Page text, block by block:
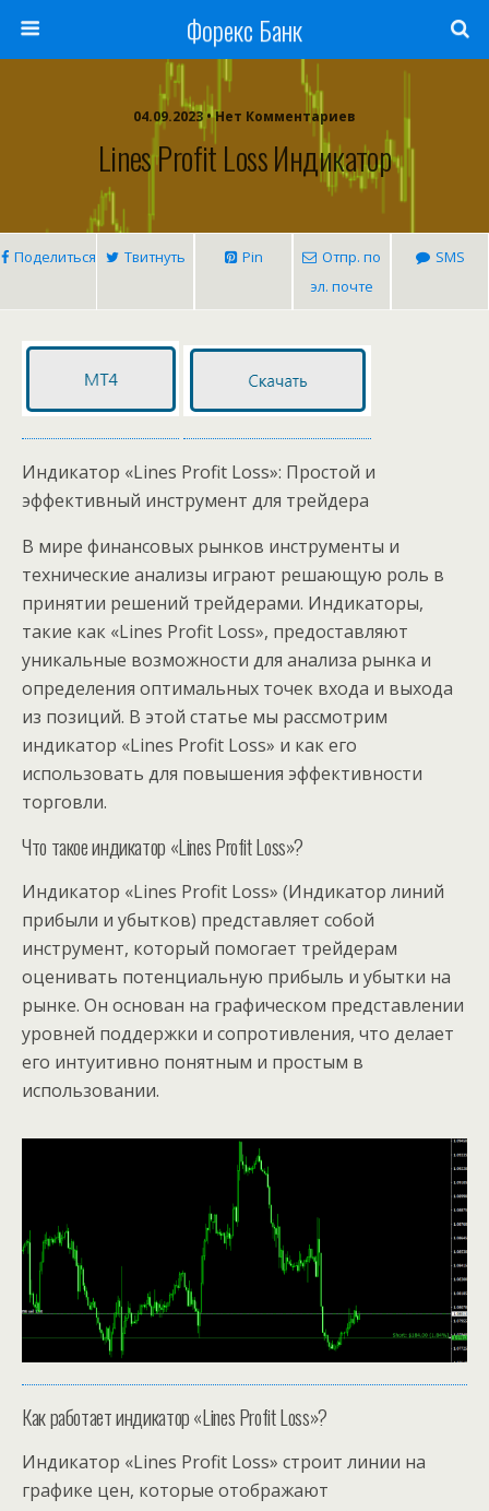
Форекс Банк
04.09.2023 • Нет Комментариев
Lines Profit Loss Индикатор
Поделиться Твитнуть Pin
Отпр. по
эл. почте
SMS
Индикатор «Lines Profit Loss»: Простой и
эффективный инструмент для трейдера
В мире финансовых рынков инструменты и
технические анализы играют решающую роль в
принятии решений трейдерами. Индикаторы,
такие как «Lines Profit Loss», предоставляют
уникальные возможности для анализа рынка и
определения оптимальных точек входа и выхода
из позиций. В этой статье мы рассмотрим
индикатор «Lines Profit Loss» и как его
использовать для повышения эффективности
торговли.
Что такое индикатор «Lines Profit Loss»?
Индикатор «Lines Profit Loss» (Индикатор линий
прибыли и убытков) представляет собой
инструмент, который помогает трейдерам
оценивать потенциальную прибыль и убытки на
рынке. Он основан на графическом представлении
уровней поддержки и сопротивления, что делает
его интуитивно понятным и простым в
использовании.
Как работает индикатор «Lines Profit Loss»?
Индикатор «Lines Profit Loss» строит линии на
графике цен, которые отображают